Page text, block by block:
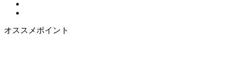
オススメポイント